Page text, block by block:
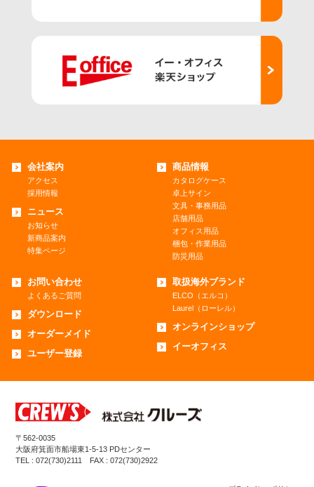
会社案内
アクセス
採用情報
ニュース
お知らせ
新商品案内
特集ページ
商品情報
カタログケース
卓上サイン
文具・事務用品
店舗用品
オフィス用品
梱包・作業用品
防災用品
お問い合わせ
よくあるご質問
ダウンロード
オーダーメイド
ユーザー登録
取扱海外ブランド
ELCO（エルコ）
Laurel（ローレル）
オンラインショップ
イーオフィス
〒562-0035
大阪府箕面市船場東1-5-13 PDセンター
TEL : 072(730)2111 FAX : 072(730)2922